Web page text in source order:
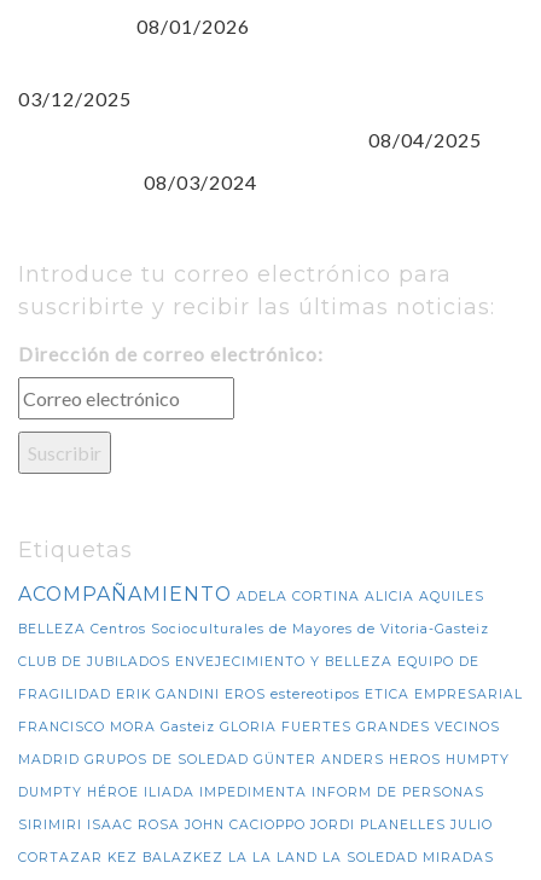
08/01/2026
03/12/2025
08/04/2025
08/03/2024
Introduce tu correo electrónico para
suscribirte y recibir las últimas noticias:
Dirección de correo electrónico:
Etiquetas
ACOMPAÑAMIENTO ADELA CORTINA ALICIA AQUILES
BELLEZA Centros Socioculturales de Mayores de Vitoria-Gasteiz
CLUB DE JUBILADOS ENVEJECIMIENTO Y BELLEZA EQUIPO DE
FRAGILIDAD ERIK GANDINI EROS estereotipos ETICA EMPRESARIAL
FRANCISCO MORA Gasteiz GLORIA FUERTES GRANDES VECINOS
MADRID GRUPOS DE SOLEDAD GÜNTER ANDERS HEROS HUMPTY
DUMPTY HÉROE ILIADA IMPEDIMENTA INFORM DE PERSONAS
SIRIMIRI ISAAC ROSA JOHN CACIOPPO JORDI PLANELLES JULIO
CORTAZAR KEZ BALAZKEZ LA LA LAND LA SOLEDAD MIRADAS